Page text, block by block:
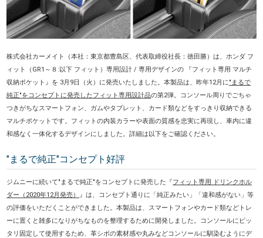
株式会社カーメイト（本社：東京都豊島区 、代表取締役社長：徳田勝）は、ホンダ フ
ィット（GR1～８:以下 フィット）専用設計 / 専用デザインの 『フィット専用 マルチ
収納ポケット』を 3月9日（火）に発売いたしました。本製品は、昨年12月に"まるで
純正"をコンセプトに発売したフィット専用設計品の第2弾。コンソール周りでごちゃ
つきがちなスマートフォン、ガムやタブレット、カード類などをすっきり収納できる
マルチポケットです。フィットの内装カラーや表面の質感を忠実に再現し、車内に違
和感なく一体化するデザインにしました。詳細は以下をご確認ください。
"まるで純正"コンセプト好評
ジムニーに続いて"まるで純正"をコンセプトに発売した 『フィット専用 ドリンクホル
ダー（2020年12月発売）
』は 、コンセプト通りに「純正みたい」「違和感がない」等
の評価をいただくことができました。本製品は、スマートフォンやカード類などトレ
ーに置くと雑多になりがちなものを整理するために開発しました。コンソールにピッ
タリ固定して使用するため、革シボの素材感や丸みなどコンソールに馴染むようにデ